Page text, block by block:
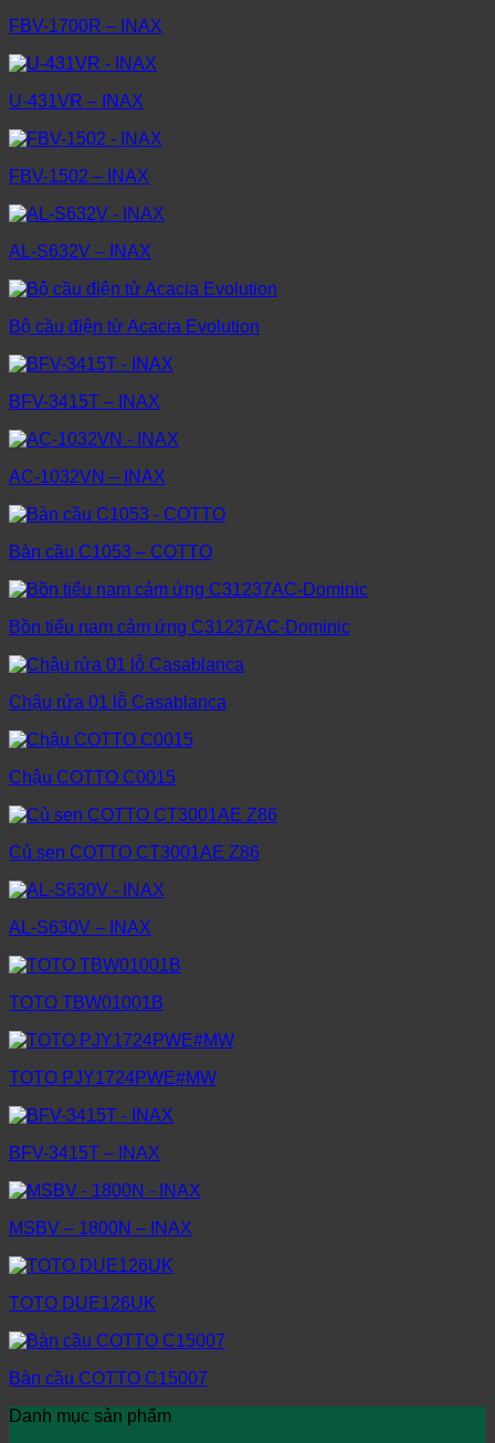
FBV-1700R – INAX
U-431VR – INAX
FBV-1502 – INAX
AL-S632V – INAX
Bộ cầu điện tử Acacia Evolution
BFV-3415T – INAX
AC-1032VN – INAX
Bàn cầu C1053 – COTTO
Bồn tiểu nam cảm ứng C31237AC-Dominic
Chậu rửa 01 lỗ Casablanca
Chậu COTTO C0015
Củ sen COTTO CT3001AE Z86
AL-S630V – INAX
TOTO TBW01001B
TOTO PJY1724PWE#MW
BFV-3415T – INAX
MSBV – 1800N – INAX
TOTO DUE126UK
Bàn cầu COTTO C15007
Danh mục sản phẩm